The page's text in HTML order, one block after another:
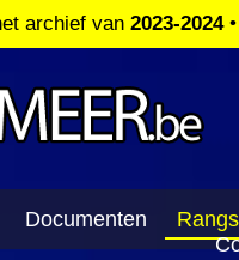
archief van 2023-2024
Documenten